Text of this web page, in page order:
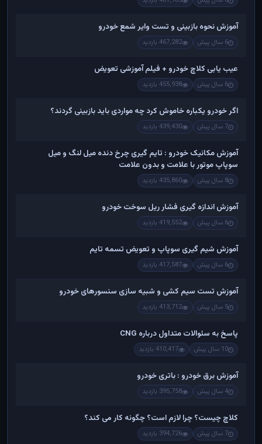
آموزش نحوه بازبینی و تست وایر شمع خودرو
6 سال پیش 467,282 بازدید
عیب یابی کلاچ خودرو + فیلم آموزشی تعویض
6 سال پیش 455,938 بازدید
اگر خودرو یکباره خاموش کرد چه مواردی باید بازبینی گردند؟
7 سال پیش 439,430 بازدید
آموزش مکانیک خودرو : تایم گیری چرخ دنده میل لنگ و میل
سوپاپ موتور با علامت و بدون علامت
8 سال پیش 435,860 بازدید
آموزش اندازه گیری فشار ریل سوخت خودرو
6 سال پیش 419,552 بازدید
آموزش شیم گیری سوپاپ و تعویض تسمه تایم
6 سال پیش 417,587 بازدید
آموزش تست سیم کشی و شبیه سازی سنسورهای خودرو
5 سال پیش 413,712 بازدید
پاسخ به سئوالات متداول درباره CNG
10 سال پیش 410,417 بازدید
آموزش برق خودرو : باتری خودرو
4 سال پیش 395,758 بازدید
کلاچ چیست؟ چرا لازم است؟ چگونه کار می کند؟
7 سال پیش 394,726 بازدید